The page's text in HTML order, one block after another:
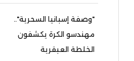
"وصفة إسبانيا السحرية"..
مهندسو الكرة يكشفون
الخلطة العبقرية